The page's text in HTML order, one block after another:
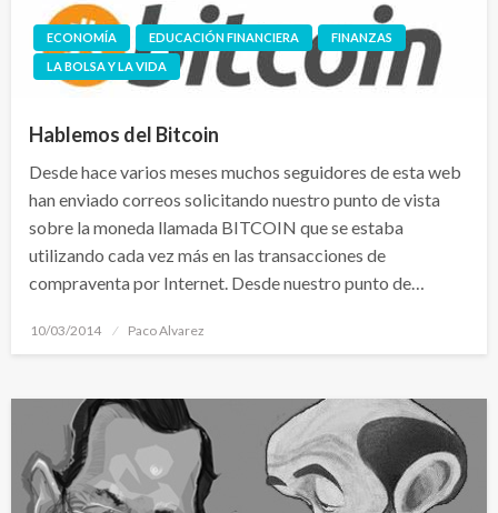
ECONOMÍA EDUCACIÓN FINANCIERA
FINANZAS
LA BOLSA Y LA VIDA
Hablemos del Bitcoin
Desde hace varios meses muchos seguidores de esta web
han enviado correos solicitando nuestro punto de vista
sobre la moneda llamada BITCOIN que se estaba
utilizando cada vez más en las transacciones de
compraventa por Internet. Desde nuestro punto de…
Publicado
10/03/2014 Paco Alvarez